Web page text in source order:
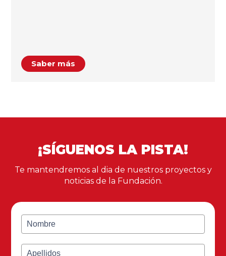
Saber más
¡SÍGUENOS LA PISTA!
Te mantendremos al dia de nuestros proyectos y
noticias de la Fundación.